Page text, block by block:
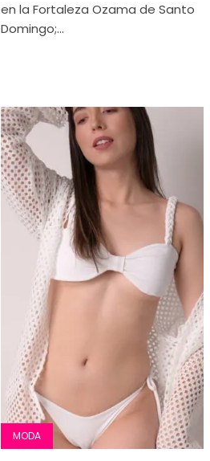
en la Fortaleza Ozama de Santo
Domingo;...
MODA